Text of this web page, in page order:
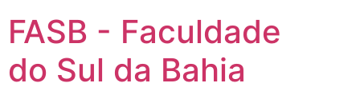
FASB - Faculdade
do Sul da Bahia